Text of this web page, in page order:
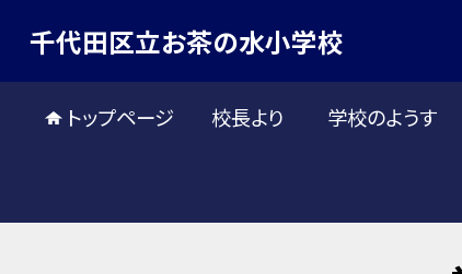
千代田区立お茶の水小学校
トップページ 校長より 学校のようす